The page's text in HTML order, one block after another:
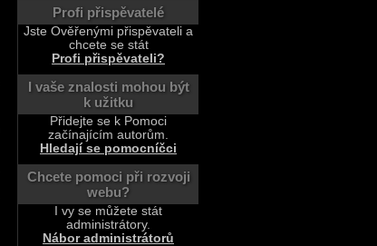
Profi přispěvatelé
Jste Ověřenými přispěvateli a
chcete se stát
Profi přispěvateli?
I vaše znalosti mohou být
k užitku
Přidejte se k Pomoci
začínajícím autorům.
Hledají se pomocníčci
Chcete pomoci při rozvoji
webu?
I vy se můžete stát
administrátory.
Nábor administrátorů